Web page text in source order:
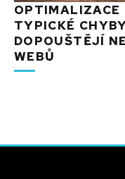
OPTIMALIZACE
TYPICKÉ
DOPOUŠTĚJÍ
WEBŮ